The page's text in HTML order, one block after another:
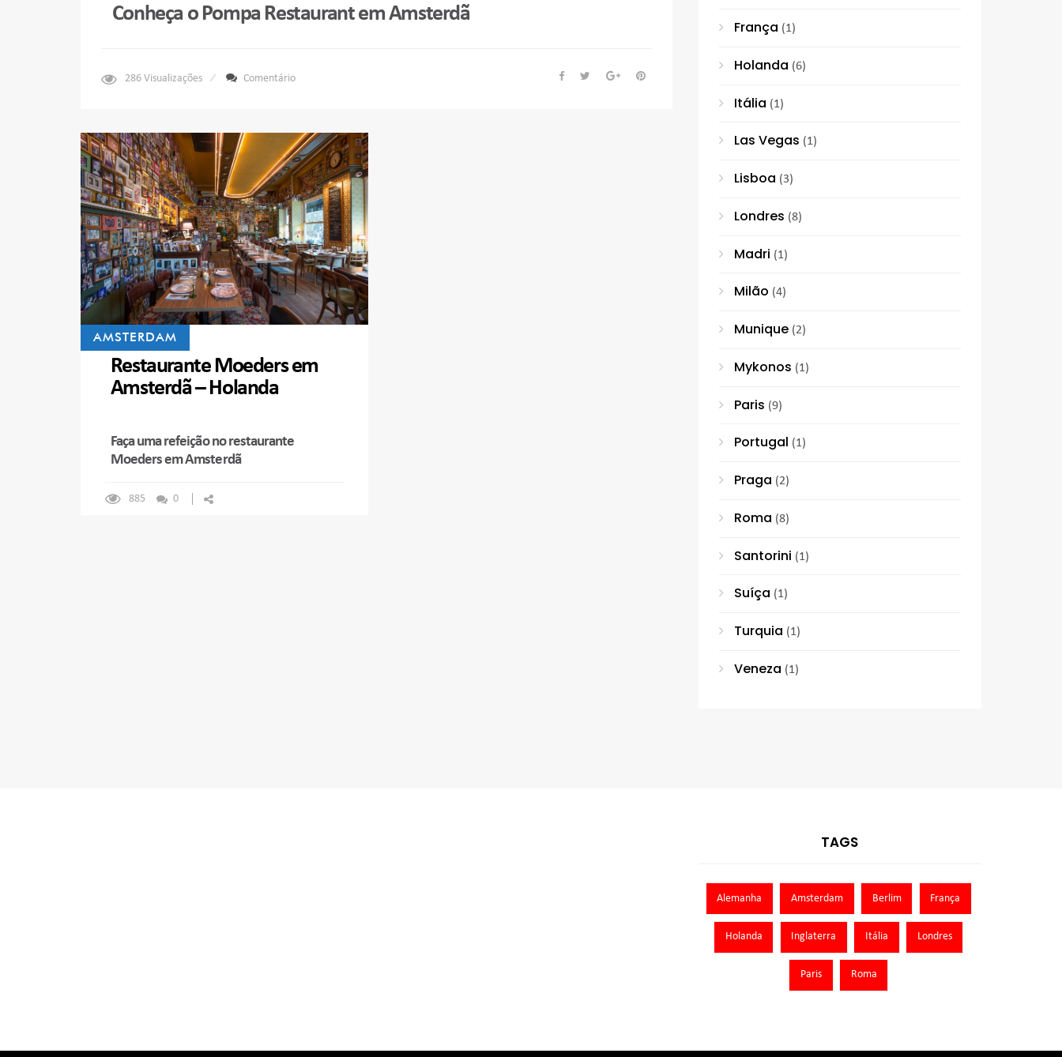
Conheça o Pompa Restaurant em Amsterdã
286Visualizações Comentário
AMSTERDAM
Restaurante Moeders em
Amsterdã – Holanda
Faça uma refeição no restaurante
Moeders em Amsterdã
885 0
França (1)
Holanda (6)
Itália (1)
Las Vegas (1)
Lisboa (3)
Londres (8)
Madri (1)
Milão (4)
Munique (2)
Mykonos (1)
Paris (9)
Portugal (1)
Praga (2)
Roma (8)
Santorini (1)
Suíça (1)
Turquia (1)
Veneza (1)
TAGS
Alemanha Amsterdam Berlim França
Holanda Inglaterra Itália Londres
Paris Roma